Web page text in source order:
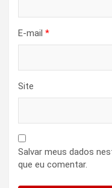
E-mail *
Site
Salvar meus dados
que eu comentar.